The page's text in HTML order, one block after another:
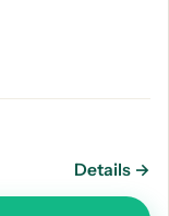
Details →